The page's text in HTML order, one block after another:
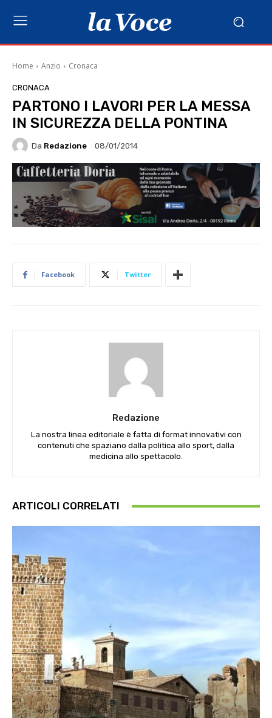
Home Anzio Cronaca
CRONACA
PARTONO I LAVORI PER LA MESSA
IN SICUREZZA DELLA PONTINA
Da Redazione 08/01/2014
Facebook Twitter
Redazione
La nostra linea editoriale è fatta di format innovativi con
contenuti che spaziano dalla politica allo sport, dalla
medicina allo spettacolo.
ARTICOLI CORRELATI